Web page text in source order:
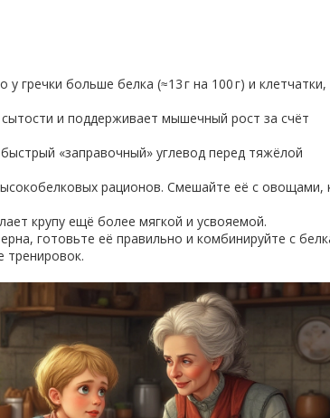
гречки больше белка (≈13 г на 100 г) и клетчатки,
и поддерживает мышечный рост за счёт
«заправочный» углевод перед тяжёлой
рационов. Смешайте её с овощами,
крупу ещё более мягкой и усвояемой.
готовьте её правильно и комбинируйте с
тренировок.